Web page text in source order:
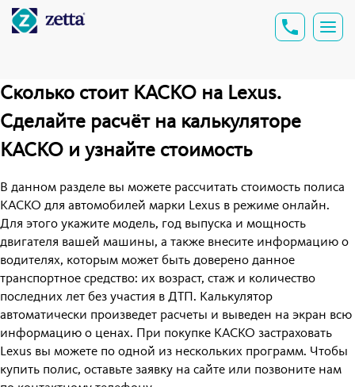
Сколько стоит КАСКО на Lexus.
Сделайте расчёт на калькуляторе
КАСКО и узнайте стоимость
В данном разделе вы можете рассчитать стоимость полиса
КАСКО для автомобилей марки Lexus в режиме онлайн.
Для этого укажите модель, год выпуска и мощность
двигателя вашей машины, а также внесите информацию о
водителях, которым может быть доверено данное
транспортное средство: их возраст, стаж и количество
последних лет без участия в ДТП. Калькулятор
автоматически произведет расчеты и выведен на экран всю
информацию о ценах. При покупке КАСКО застраховать
Lexus вы можете по одной из нескольких программ. Чтобы
купить полис, оставьте заявку на сайте или позвоните нам